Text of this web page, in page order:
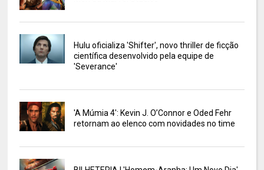
Hulu oficializa 'Shifter', novo thriller de ficção
científica desenvolvido pela equipe de
'Severance'
'A Múmia 4': Kevin J. O’Connor e Oded Fehr
retornam ao elenco com novidades no time